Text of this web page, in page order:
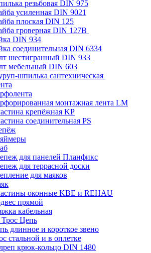
резьбовая DIN 975
усиленная DIN 9021
плоская DIN 125
гроверная DIN 127B
DIN 934
соединительная DIN 6334
шестигранный DIN 933
мебельный DIN 603
шпилька сантехническая
монтажная лента LM
крепёжная KP
соединительная PS
для панелей Планфикс
для террасной доски
для маяков
оконные KBE и REHAU
прямой
кабельная
Цепь
длинное и короткое звено
стальной и в оплетке
крюк-кольцо DIN 1480